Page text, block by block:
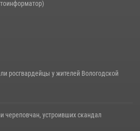
росгвардейцы у жителей Вологодской
череповчан, устроивших скандал